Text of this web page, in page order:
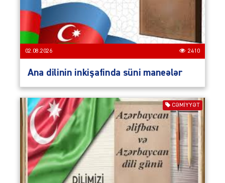
02.08.2026 2410
Ana dilinin inkişafinda süni maneələr
CƏMIYYƏT